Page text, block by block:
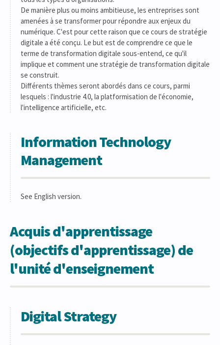
De manière plus ou moins ambitieuse, les entreprises sont
amenées à se transformer pour répondre aux enjeux du
numérique. C'est pour cette raison que ce cours de stratégie
digitale a été conçu. Le but est de comprendre ce que le
terme de transformation digitale sous-entend, ce qu'il
implique et comment une stratégie de transformation digitale
se construit.
Différents thèmes seront abordés dans ce cours, parmi
lesquels : l'industrie 4.0, la platformisation de l'économie,
l'intelligence artificielle, etc.
Information Technology
Management
See English version.
Acquis d'apprentissage
(objectifs d'apprentissage) de
l'unité d'enseignement
Digital Strategy